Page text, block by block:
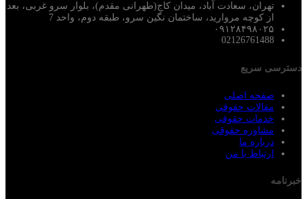
تهران، سعادت آباد، میدان کاج(طهرانی مقدم)، بلوار سرو غربی، بعد
از کوچه مروارید، ساختمان نگین سرو، طبقه دوم، واحد 7
۰۹۱۲۸۴۹۸۰۲۵
02126761488
دسترسی سریع
صفحه اصلی
مقالات حقوقی
خدمات حقوقی
مشاوره حقوقی
درباره ما
ارتباط با من
خبرنامه